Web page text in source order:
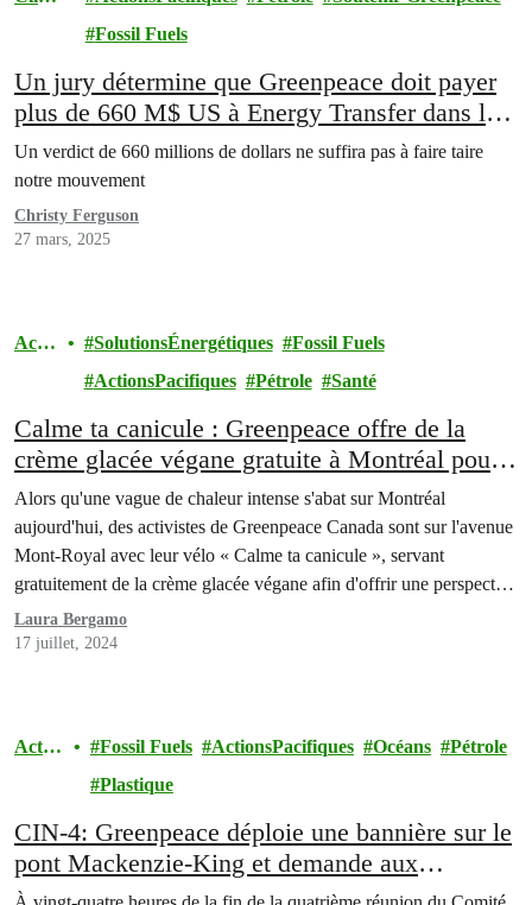
Fossil Fuels
Un jury détermine que Greenpeace doit payer
plus de 660 M$ US à Energy Transfer dans le
cadre d’un procès sans fondement
Un verdict de 660 millions de dollars ne suffira pas à faire taire
notre mouvement
Christy Ferguson
27 mars, 2025
Actio
SolutionsÉnergétiques
Fossil Fuels
ActionsPacifiques
Pétrole Santé
Calme ta canicule : Greenpeace offre de la
crème glacée végane gratuite à Montréal pour
dénoncer le rôle de l’industrie pétrolière dans
la hausse du mercure planétaire
Alors qu'une vague de chaleur intense s'abat sur Montréal
aujourd'hui, des activistes de Greenpeace Canada sont sur l'avenue
Mont-Royal avec leur vélo « Calme ta canicule », servant
gratuitement de la crème glacée végane afin d'offrir une perspective
rafraîchissante sur ces températures extrêmes. Greenpeace souhaite
souligner la contribution déterminante de l'industrie des
Laura Bergamo
17 juillet, 2024
Actio
Fossil Fuels ActionsPacifiques Océans
Pétrole
Plastique
CIN-4: Greenpeace déploie une bannière sur le
pont Mackenzie-King et demande aux
délégations de faire passer les gens avant le